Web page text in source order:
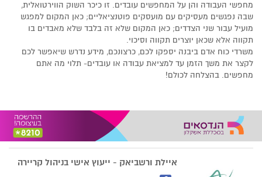
מחפשי העבודה והן על המחפשים עובדים. זו כיכר השוק הווירטואלית,
שבה נפגשים מעסיקים עם מועסקים פוטנציאליים; כאן המקום למפגש
מועיל עבור שני הצדדים; כאן המקום שלא זה בלבד שלא מאבדים בו
תקווה אלא שכאן יוצרים תקווה וסיכוי.
משרדי כוח אדם ביבנה יספקו לכם, כרצונכם, מידע נדרש שיאפשר לכם
לקצר את משך הזמן עד למציאת עבודה או עובדים- תלוי מה אתם
מחפשים. בהצלחה לכולם!
איילת ורשביאק - ייעוץ אישי בניהול קריירה